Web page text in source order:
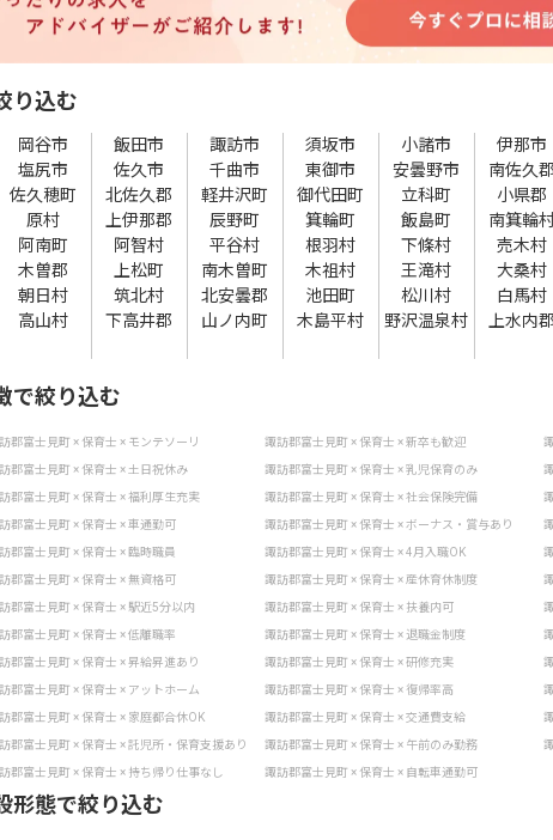
り込む
岡谷市 飯田市 諏訪市 須坂市 小諸市 伊那市
塩尻市 佐久市 千曲市 東御市 安曇野市 南佐久郡
佐久穂町 北佐久郡 軽井沢町 御代田町 立科町 小県郡
原村 上伊那郡 辰野町 箕輪町 飯島町 南箕輪
阿南町 阿智村 平谷村 根羽村 下條村 売木村
木曽郡 上松町 南木曽町 木祖村 王滝村 大桑村
朝日村 筑北村 北安曇郡 池田町 松川村 白馬村
高山村 下高井郡 山ノ内町 木島平村 野沢温泉村 上水内郡
で絞り込む
郡富士見町 × 保育士 × モンテソーリ 諏訪郡富士見町 × 保育士 × 新卒も歓迎
郡富士見町 × 保育士 × 土日祝休み 諏訪郡富士見町 × 保育士 × 乳児保育のみ
郡富士見町 × 保育士 × 福利厚生充実 諏訪郡富士見町 × 保育士 × 社会保険完備
郡富士見町 × 保育士 × 車通勤可 諏訪郡富士見町 × 保育士 × ボーナス・賞与あり
郡富士見町 × 保育士 × 臨時職員 諏訪郡富士見町 × 保育士 × 4月入職OK
郡富士見町 × 保育士 × 無資格可 諏訪郡富士見町 × 保育士 × 産休育休制度
郡富士見町 × 保育士 × 駅近5分以内 諏訪郡富士見町 × 保育士 × 扶養内可
郡富士見町 × 保育士 × 低離職率 諏訪郡富士見町 × 保育士 × 退職金制度
郡富士見町 × 保育士 × 昇給昇進あり 諏訪郡富士見町 × 保育士 × 研修充実
郡富士見町 × 保育士 × アットホーム 諏訪郡富士見町 × 保育士 × 復帰率高
郡富士見町 × 保育士 × 家庭都合休OK 諏訪郡富士見町 × 保育士 × 交通費支給
郡富士見町 × 保育士 × 託児所・保育支援あり 諏訪郡富士見町 × 保育士 × 午前のみ勤務
郡富士見町 × 保育士 × 持ち帰り仕事なし 諏訪郡富士見町 × 保育士 × 自転車通勤可
形態で絞り込む